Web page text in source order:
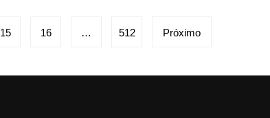
15 16 … 512 Próximo